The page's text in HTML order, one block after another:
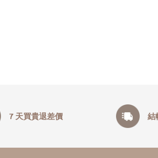
7 天買貴退差價 結